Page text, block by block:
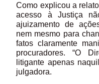
Como explicou a
acesso à Justiça
ajuizamento de
nem mesmo para
fatos claramente
procuradores. “O
litigante apenas
julgadora.